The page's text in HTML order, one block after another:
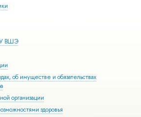
ВШЭ
об имуществе и обязательствах
организации
здоровья